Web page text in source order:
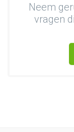
Neem
vragen